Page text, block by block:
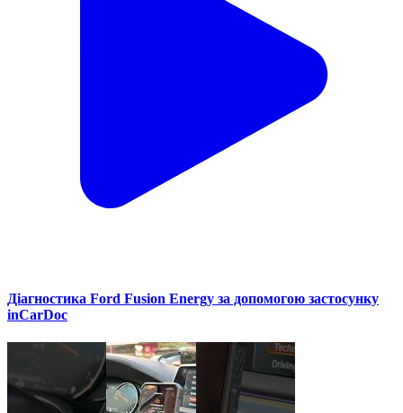
Діагностика Ford Fusion Energy за допомогою застосунку
inCarDoc